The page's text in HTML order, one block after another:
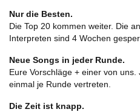
Nur die Besten.
Die Top 20 kommen weiter. Die
Interpreten sind 4 Wochen
Neue Songs in jeder Runde.
Eure Vorschläge + einer von
einmal je Runde vertreten.
Die Zeit ist knapp.